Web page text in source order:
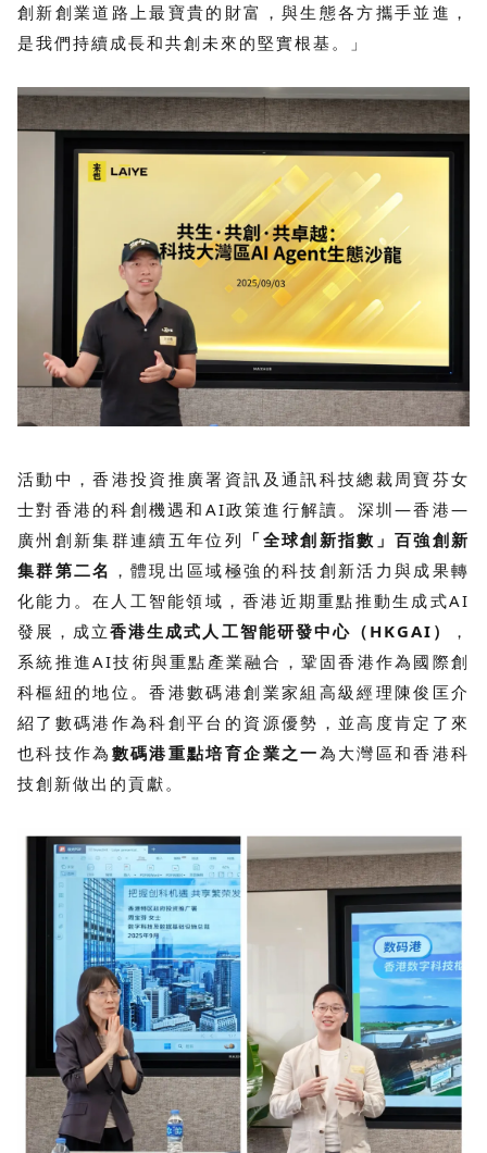
創新創業道路上最寶貴的財富，與生態各方攜手並進，
是我們持續成長和共創未來的堅實根基。」
活動中，香港投資推廣署資訊及通訊科技總裁周寶芬女
士對香港的科創機遇和AI政策進行解讀。深圳—香港—
廣州創新集群連續五年位列 「全球創新指數」百強創新
集群第二名 ，體現出區域極強的科技創新活力與成果轉
化能力。在人工智能領域，香港近期重點推動生成式AI
發展，成立香港生成式人工智能研發中心（HKGAI）
，
系統推進AI技術與重點產業融合，鞏固香港作為國際創
科樞紐的地位。香港數碼港創業家組高級經理陳俊匡介
紹了數碼港作為科創平台的資源優勢，並高度肯定了來
也科技作為 數碼港重點培育企業之一為大灣區和香港科
技創新做出的貢獻。